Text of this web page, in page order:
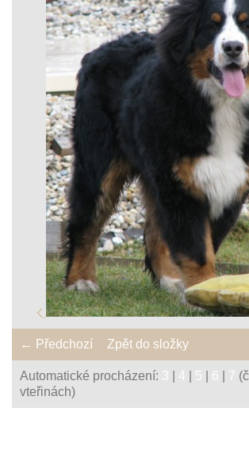
← Předchozí Zpět do složky
Automatické procházení: 3 4 5 6 7
vteřinách)